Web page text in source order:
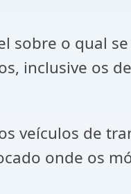
o qual
inclusive os
veículos de
onde os